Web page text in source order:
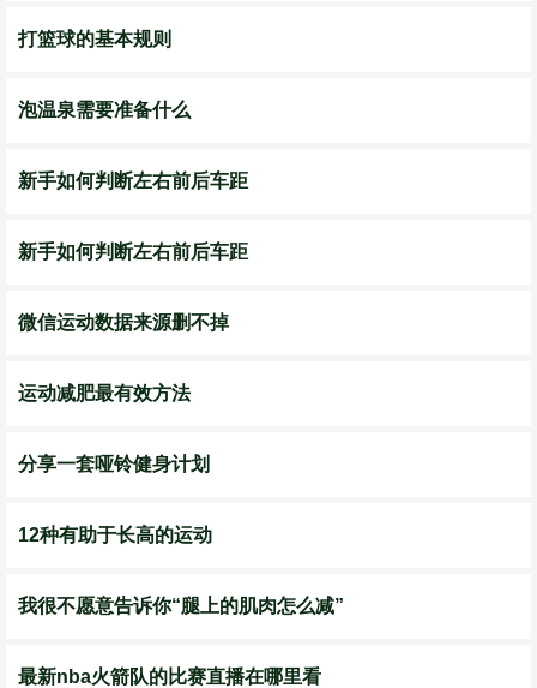
打篮球的基本规则
泡温泉需要准备什么
新手如何判断左右前后车距
新手如何判断左右前后车距
微信运动数据来源删不掉
运动减肥最有效方法
分享一套哑铃健身计划
12种有助于长高的运动
我很不愿意告诉你“腿上的肌肉怎么减”
最新nba火箭队的比赛直播在哪里看